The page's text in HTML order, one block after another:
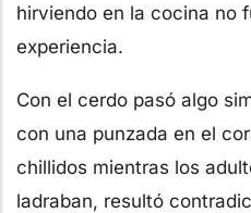
hirviendo en la cocina no
experiencia.
Con el cerdo pasó algo
con una punzada en el
chillidos mientras los
ladraban, resultó